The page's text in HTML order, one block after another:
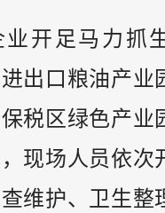
业开足马力抓
出口粮油产业
税区绿色产业
现场人员依次
维护、卫生整